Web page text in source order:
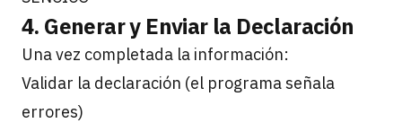
4. Generar y Enviar la Declaración
Una vez completada la información:
Validar la declaración (el programa señala
errores)